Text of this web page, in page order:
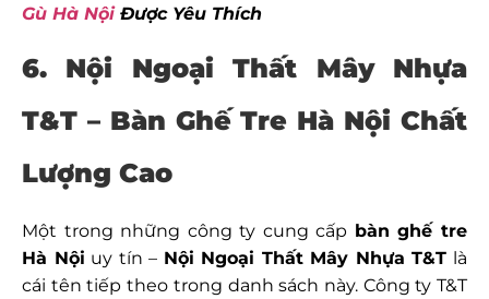
Gù Hà NộiĐược Yêu Thích
6. Nội Ngoại Thất Mây Nhựa
T&T – Bàn Ghế Tre Hà Nội Chất
Lượng Cao
Một trong những công ty cung cấp bàn ghế tre
Hà Nội uy tín – Nội Ngoại Thất Mây Nhựa T&T là
cái tên tiếp theo trong danh sách này. Công ty T&T